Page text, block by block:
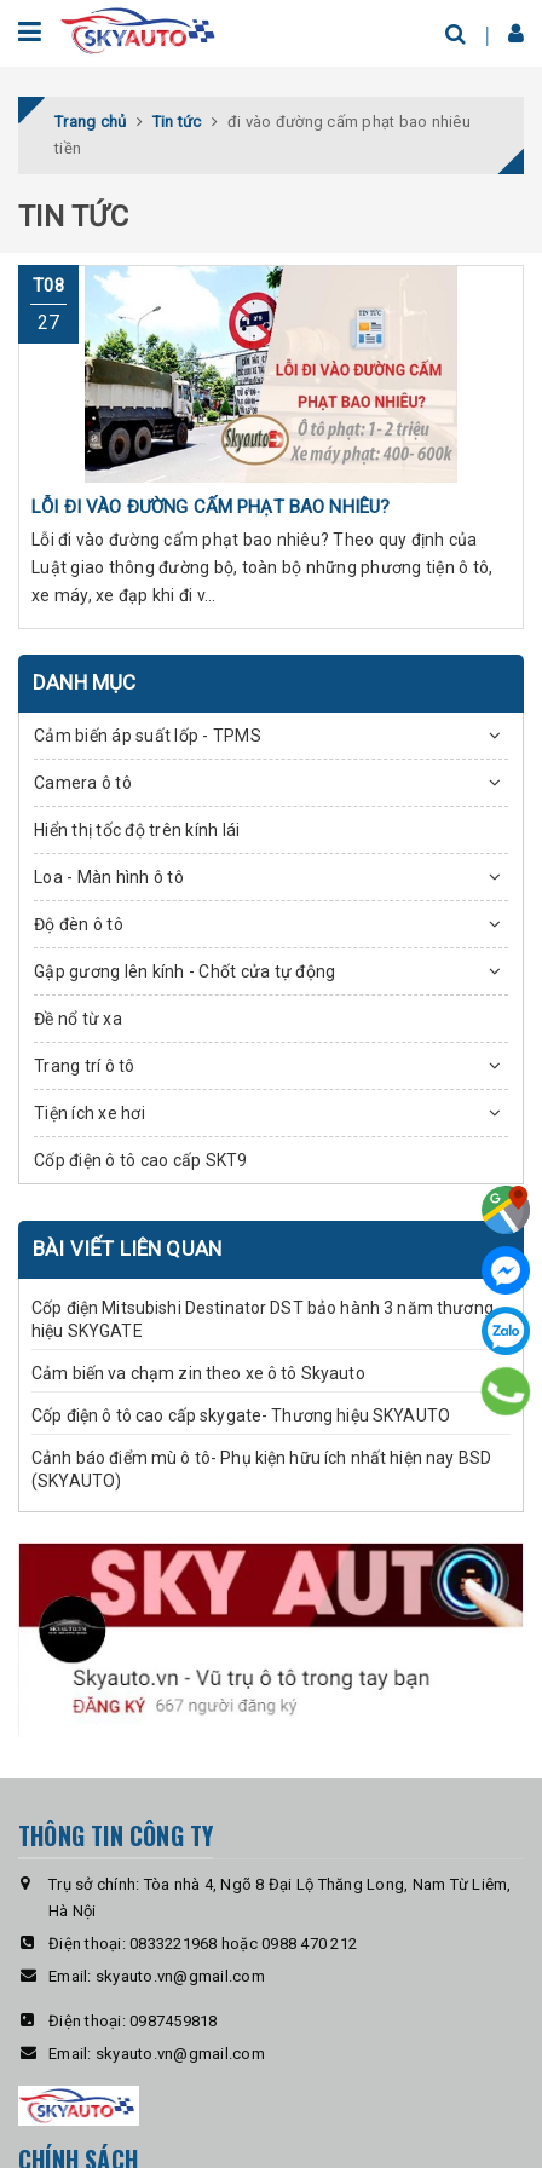
Trang chủ Tin tức
đi vào đường cấm phạt bao nhiêu
tiền
TIN TỨC
T08
27
LỖI ĐI VÀO ĐƯỜNG CẤM PHẠT BAO NHIÊU?
Lỗi đi vào đường cấm phạt bao nhiêu? Theo quy định của
Luật giao thông đường bộ, toàn bộ những phương tiện ô tô,
xe máy, xe đạp khi đi v...
DANH MỤC
Cảm biến áp suất lốp - TPMS
Camera ô tô
Hiển thị tốc độ trên kính lái
Loa - Màn hình ô tô
Độ đèn ô tô
Gập gương lên kính - Chốt cửa tự động
Đề nổ từ xa
Trang trí ô tô
Tiện ích xe hơi
Cốp điện ô tô cao cấp SKT9
BÀI VIẾT LIÊN QUAN
Cốp điện Mitsubishi Destinator DST bảo hành 3 năm thương
hiệu SKYGATE
Cảm biến va chạm zin theo xe ô tô Skyauto
Cốp điện ô tô cao cấp skygate- Thương hiệu SKYAUTO
Cảnh báo điểm mù ô tô- Phụ kiện hữu ích nhất hiện nay BSD
(SKYAUTO)
THÔNG TIN CÔNG TY
Trụ sở chính: Tòa nhà 4, Ngõ 8 Đại Lộ Thăng Long, Nam Từ Liêm,
Hà Nội
Điện thoại: 0833221968 hoặc 0988 470 212
Email: skyauto.vn@gmail.com
Điện thoại: 0987459818
Email: skyauto.vn@gmail.com
CHÍNH SÁCH